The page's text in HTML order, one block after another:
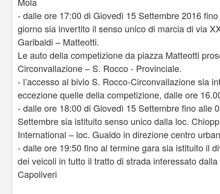
- dalle ore 17:00 di Giovedì 15 Settembre 2016
giorno sia invertito il senso unico di marcia di via
Garibaldi – Matteotti.
Le auto della competizione da piazza Matteotti
Circonvallazione – S. Rocco - Provinciale.
- l’accesso al bivio S. Rocco-Circonvallazione sia
eccezione quelle della competizione, dalle ore
- dalle ore 18:00 di Giovedì 15 Settembre fino alle
Settembre sia istituito senso unico dalla loc.
International – loc. Gualdo in direzione centro
- dalle ore 19:50 fino al termine gara sia istituito il
dei veicoli in tutto il tratto di strada interessato
Capoliveri